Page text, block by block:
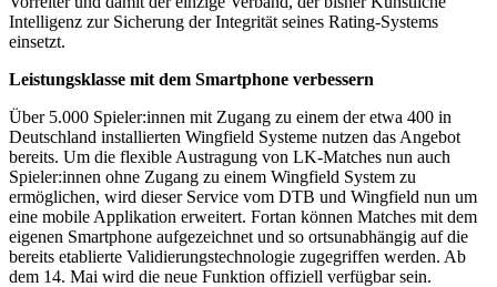
Intelligenz zur Sicherung der Integrität seines Rating-Systems
einsetzt.
Leistungsklasse mit dem Smartphone verbessern
Über 5.000 Spieler:innen mit Zugang zu einem der etwa 400 in
Deutschland installierten Wingfield Systeme nutzen das Angebot
bereits. Um die flexible Austragung von LK-Matches nun auch
Spieler:innen ohne Zugang zu einem Wingfield System zu
ermöglichen, wird dieser Service vom DTB und Wingfield nun um
eine mobile Applikation erweitert. Fortan können Matches mit dem
eigenen Smartphone aufgezeichnet und so ortsunabhängig auf die
bereits etablierte Validierungstechnologie zugegriffen werden. Ab
dem 14. Mai wird die neue Funktion offiziell verfügbar sein.